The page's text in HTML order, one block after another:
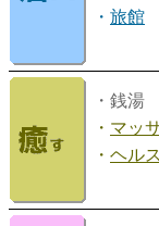
・ 旅館
・銭湯
・ マッ
・ ヘル